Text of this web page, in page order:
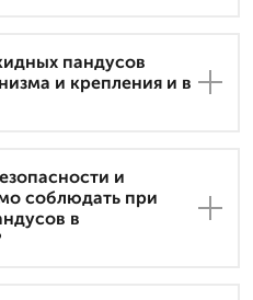
пандусов
и крепления и в
и
соблюдать при
в